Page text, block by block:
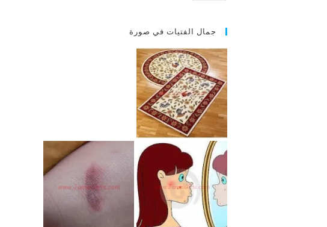
جمال الفتيات في صورة